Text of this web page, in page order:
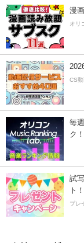
漫
オリ
CS
毎
ク！
試
ト！
プレ